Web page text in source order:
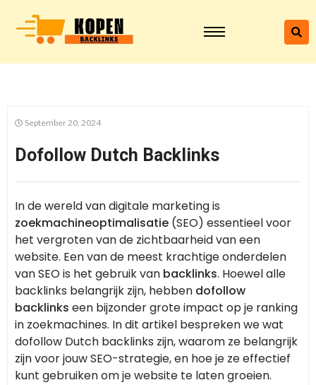
September 20, 2024
Dofollow Dutch Backlinks
In de wereld van digitale marketing is
zoekmachineoptimalisatie (SEO) essentieel voor
het vergroten van de zichtbaarheid van een
website. Een van de meest krachtige onderdelen
van SEO is het gebruik van backlinks. Hoewel alle
backlinks belangrijk zijn, hebben dofollow
backlinks een bijzonder grote impact op je ranking
in zoekmachines. In dit artikel bespreken we wat
dofollow Dutch backlinks zijn, waarom ze belangrijk
zijn voor jouw SEO-strategie, en hoe je ze effectief
kunt gebruiken om je website te laten groeien.